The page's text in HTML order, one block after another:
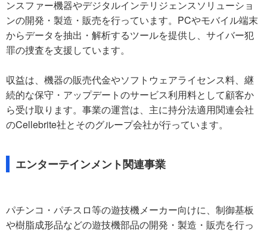
ンスファー機器やデジタルインテリジェンスソリューショ
ンの開発・製造・販売を行っています。PCやモバイル端末
からデータを抽出・解析するツールを提供し、サイバー犯
罪の捜査を支援しています。
収益は、機器の販売代金やソフトウェアライセンス料、継
続的な保守・アップデートのサービス利用料として顧客か
ら受け取ります。事業の運営は、主に持分法適用関連会社
のCellebrite社とそのグループ会社が行っています。
エンターテインメント関連事業
パチンコ・パチスロ等の遊技機メーカー向けに、制御基板
や樹脂成形品などの遊技機部品の開発・製造・販売を行っ